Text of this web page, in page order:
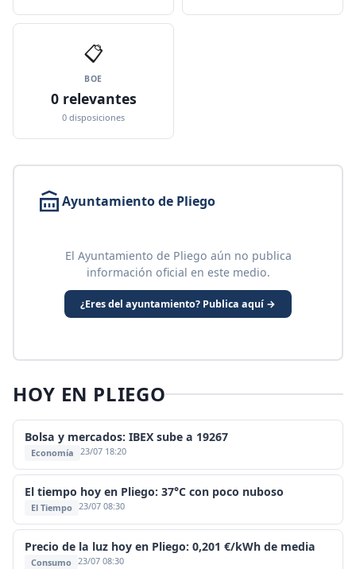
📋
BOE
0 relevantes
0 disposiciones
Ayuntamiento de Pliego
El Ayuntamiento de Pliego aún no publica
información oficial en este medio.
¿Eres del ayuntamiento? Publica aquí →
HOY EN PLIEGO
Bolsa y mercados: IBEX sube a 19267
Economía 23/07 18:20
El tiempo hoy en Pliego: 37°C con poco nuboso
El Tiempo 23/07 08:30
Precio de la luz hoy en Pliego: 0,201 €/kWh de media
Consumo 23/07 08:30